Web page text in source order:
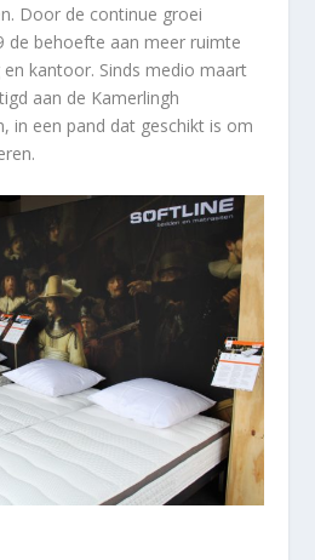
Door de continue groei
de behoefte aan meer ruimte
kantoor. Sinds medio maart
aan de Kamerlingh
in een pand dat geschikt is om